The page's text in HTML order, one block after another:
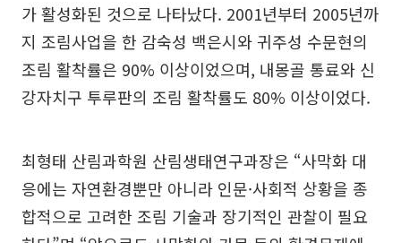
가 활성화된 것으로 나타났다. 2001년부터 2005년까
지 조림사업을 한 감숙성 백은시와 귀주성 수문현의
조림 활착률은 90% 이상이었으며, 내몽골 통료와 신
강자치구 투루판의 조림 활착률도 80% 이상이었다.
최형태 산림과학원 산림생태연구과장은 “사막화 대
응에는 자연환경뿐만 아니라 인문·사회적 상황을 종
합적으로 고려한 조림 기술과 장기적인 관찰이 필요